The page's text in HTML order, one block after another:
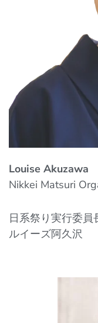
Louise Akuzawa
Nikkei Matsuri
日系祭り実行委員
ルイーズ阿久沢